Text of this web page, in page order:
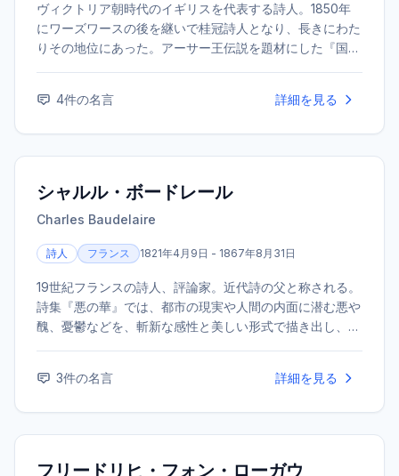
ヴィクトリア朝時代のイギリスを代表する詩人。1850年
にワーズワースの後を継いで桂冠詩人となり、長きにわた
りその地位にあった。アーサー王伝説を題材にした『国王
4件の名言 詳細を見る
シャルル・ボードレール
Charles Baudelaire
詩人 フランス 1821年4月9日 - 1867年8月31日
19世紀フランスの詩人、評論家。近代詩の父と称される。
詩集『悪の華』では、都市の現実や人間の内面に潜む悪や
醜、憂鬱などを、斬新な感性と美しい形式で描き出し、後
3件の名言 詳細を見る
フリードリヒ・フォン・ローガウ